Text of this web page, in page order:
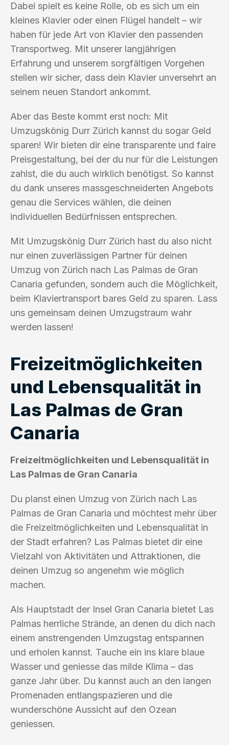
Dabei spielt es keine Rolle, ob es sich um ein
kleines Klavier oder einen Flügel handelt – wir
haben für jede Art von Klavier den passenden
Transportweg. Mit unserer langjährigen
Erfahrung und unserem sorgfältigen Vorgehen
stellen wir sicher, dass dein Klavier unversehrt an
seinem neuen Standort ankommt.
Aber das Beste kommt erst noch: Mit
Umzugskönig Durr Zürich kannst du sogar Geld
sparen! Wir bieten dir eine transparente und faire
Preisgestaltung, bei der du nur für die Leistungen
zahlst, die du auch wirklich benötigst. So kannst
du dank unseres massgeschneiderten Angebots
genau die Services wählen, die deinen
individuellen Bedürfnissen entsprechen.
Mit Umzugskönig Durr Zürich hast du also nicht
nur einen zuverlässigen Partner für deinen
Umzug von Zürich nach Las Palmas de Gran
Canaria gefunden, sondern auch die Möglichkeit,
beim Klaviertransport bares Geld zu sparen. Lass
uns gemeinsam deinen Umzugstraum wahr
werden lassen!
Freizeitmöglichkeiten
und Lebensqualität in
Las Palmas de Gran
Canaria
Freizeitmöglichkeiten und Lebensqualität in
Las Palmas de Gran Canaria
Du planst einen Umzug von Zürich nach Las
Palmas de Gran Canaria und möchtest mehr über
die Freizeitmöglichkeiten und Lebensqualität in
der Stadt erfahren? Las Palmas bietet dir eine
Vielzahl von Aktivitäten und Attraktionen, die
deinen Umzug so angenehm wie möglich
machen.
Als Hauptstadt der Insel Gran Canaria bietet Las
Palmas herrliche Strände, an denen du dich nach
einem anstrengenden Umzugstag entspannen
und erholen kannst. Tauche ein ins klare blaue
Wasser und geniesse das milde Klima – das
ganze Jahr über. Du kannst auch an den langen
Promenaden entlangspazieren und die
wunderschöne Aussicht auf den Ozean
geniessen.